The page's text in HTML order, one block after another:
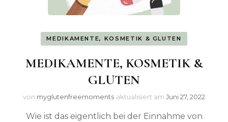
MEDIKAMENTE, KOSMETIK & GLUTEN
MEDIKAMENTE, KOSMETIK &
GLUTEN
von myglutenfreemoments aktualisiert am Juni 27, 2022
Wie ist das eigentlich bei der Einnahme von